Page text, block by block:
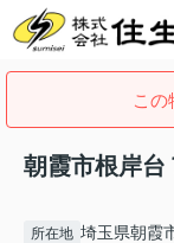
この
朝霞市根岸台
所在地 埼玉県朝霞